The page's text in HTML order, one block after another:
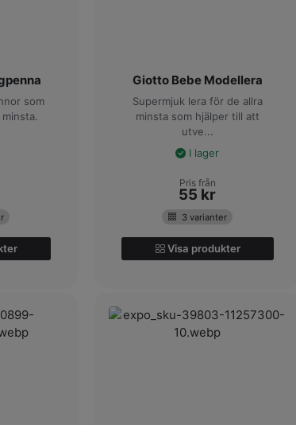
som
Giotto Bebe Modellera
Supermjuk lera för de allra
minsta som hjälper till att
utve...
I lager
Pris från
55 kr
3 varianter
Visa produkter